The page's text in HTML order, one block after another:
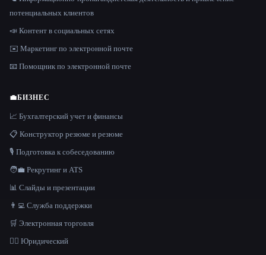
потенциальных клиентов
📣 Контент в социальных сетях
✉️ Маркетинг по электронной почте
📧 Помощник по электронной почте
💼БИЗНЕС
📈 Бухгалтерский учет и финансы
📋 Конструктор резюме и резюме
🎙️ Подготовка к собеседованию
🧑‍💼 Рекрутинг и ATS
📊 Слайды и презентации
👨‍💻 Служба поддержки
🛒 Электронная торговля
👩‍⚖️ Юридический